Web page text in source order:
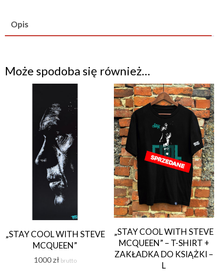
A3)Opis
Może spodoba się również…
„STAY COOL WITH STEVE
MCQUEEN”
1000 zł brutto
„STAY COOL WITH STEVE
MCQUEEN” – T-SHIRT +
ZAKŁADKA DO KSIĄŻKI –
L